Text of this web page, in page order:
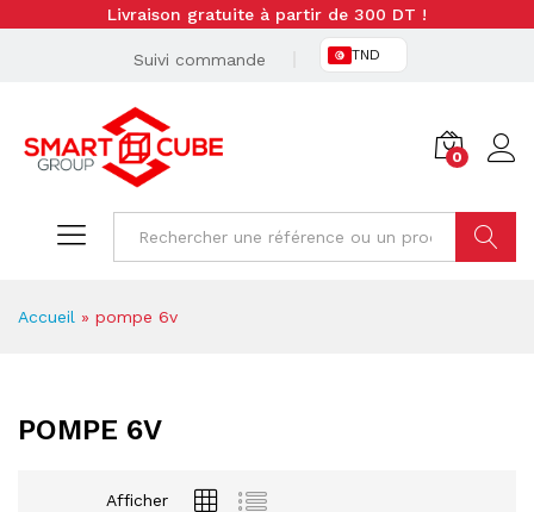
Livraison gratuite à partir de 300 DT !
Suivi commande TND
0
Accueil » pompe 6v
POMPE 6V
Afficher